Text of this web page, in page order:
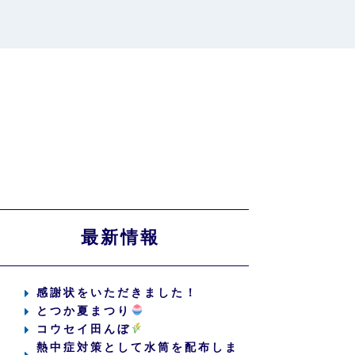
最新情報
感謝状をいただきました！
とつか夏まつり
コウセイ田んぼ
熱中症対策として水筒を配布しま